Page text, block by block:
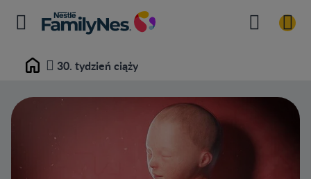
Home 30. tydzień ciąży